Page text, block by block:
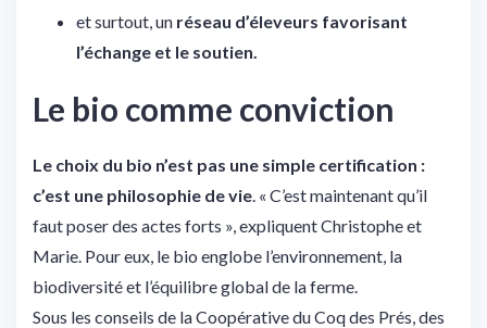
et surtout, un réseau d’éleveurs favorisant
l’échange et le soutien.
Le bio comme conviction
Le choix du bio n’est pas une simple certification :
c’est une philosophie de vie. « C’est maintenant qu’il
faut poser des actes forts », expliquent Christophe et
Marie. Pour eux, le bio englobe l’environnement, la
biodiversité et l’équilibre global de la ferme.
Sous les conseils de la Coopérative du Coq des Prés, des